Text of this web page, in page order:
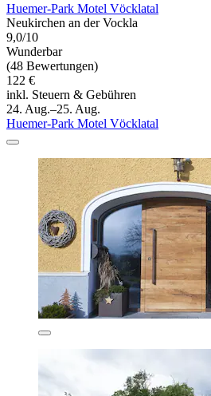
Huemer-Park Motel Vöcklatal
Neukirchen an der Vockla
9,0/10
Wunderbar
(48 Bewertungen)
122 €
inkl. Steuern & Gebühren
24. Aug.–25. Aug.
Huemer-Park Motel Vöcklatal